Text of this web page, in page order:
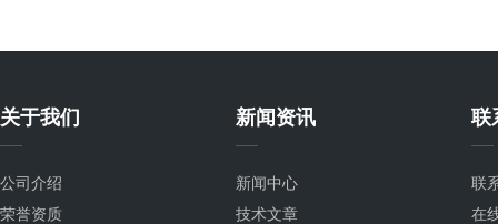
关于我们
公司介绍
荣誉资质
新闻资讯
新闻中心
技术文章
联
联
在